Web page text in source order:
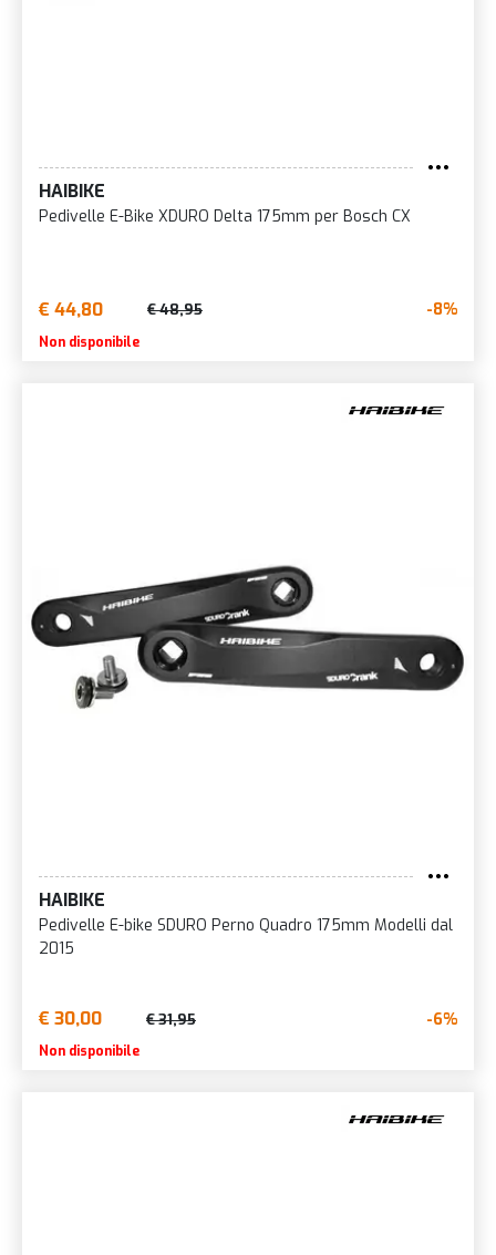
HAIBIKE
Pedivelle E-Bike XDURO Delta 175mm per Bosch CX
€ 44,80 € 48,95 -8%
Non disponibile
HAIBIKE
Pedivelle E-bike SDURO Perno Quadro 175mm Modelli dal
2015
€ 30,00 € 31,95 -6%
Non disponibile